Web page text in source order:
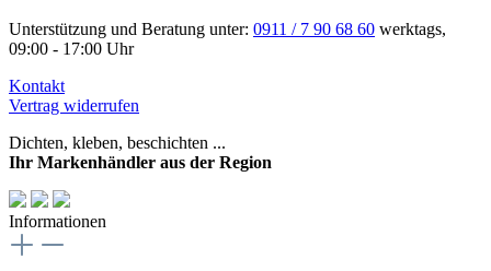
Unterstützung und Beratung unter: 0911 / 7 90 68 60 werktags,
09:00 - 17:00 Uhr
Kontakt
Vertrag widerrufen
Dichten, kleben, beschichten ...
Ihr Markenhändler aus der Region
Informationen